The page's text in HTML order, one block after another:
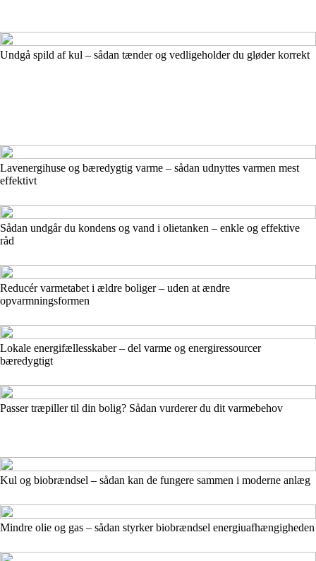
Undgå spild af kul – sådan tænder og vedligeholder du gløder korrekt
Lavenergihuse og bæredygtig varme – sådan udnyttes varmen mest
effektivt
Sådan undgår du kondens og vand i olietanken – enkle og effektive
råd
Reducér varmetabet i ældre boliger – uden at ændre
opvarmningsformen
Lokale energifællesskaber – del varme og energiressourcer
bæredygtigt
Passer træpiller til din bolig? Sådan vurderer du dit varmebehov
Kul og biobrændsel – sådan kan de fungere sammen i moderne anlæg
Mindre olie og gas – sådan styrker biobrændsel energiuafhængigheden